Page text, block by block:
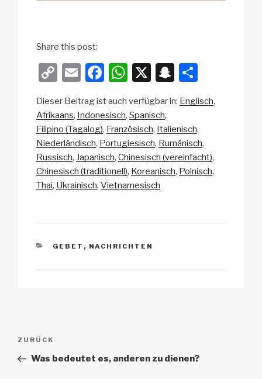
Share this post:
C
p
y
Li
n
k
E
ail
F
c
e
b
o
o
W
at
s
A
p
p
X
S
a
p
c
h
e
n
Dieser Beitrag ist auch verfügbar in: Englisch
Afrikaans Indonesisch Spanisch
Filipino (Tagalog) Französisch Italienisch
Niederländisch Portugiesisch Rumänisch
Russisch Japanisch Chinesisch (vereinfacht)
Chinesisch (traditionell) Koreanisch Polnisch
Thai Ukrainisch Vietnamesisch
KATEGORIEN
GEBET , NACHRICHTEN
Beitrags-
Vorheriger
Beitrag
ZURÜCK
Was bedeutet es, anderen zu dienen?